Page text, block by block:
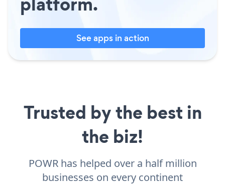
See apps in action
Trusted by the best in
the biz!
POWR has helped over a half million
businesses on every continent